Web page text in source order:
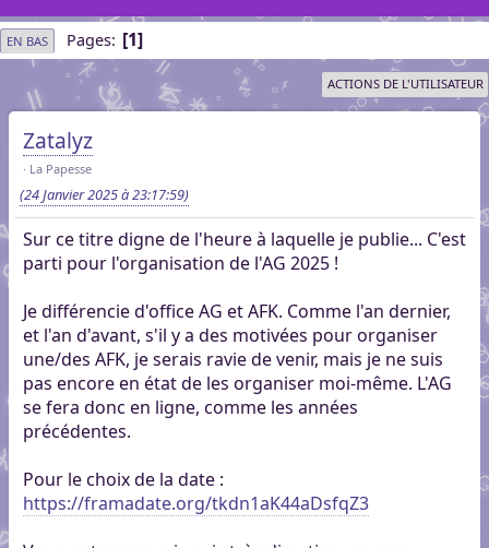
EN BAS Pages 1
ACTIONS DE L'UTILISATEUR
Zatalyz
La Papesse
(24 Janvier 2025 à 23:17:59)
Sur ce titre digne de l'heure à laquelle je publie... C'est
parti pour l'organisation de l'AG 2025 !
Je différencie d'office AG et AFK. Comme l'an dernier,
et l'an d'avant, s'il y a des motivées pour organiser
une/des AFK, je serais ravie de venir, mais je ne suis
pas encore en état de les organiser moi-même. L'AG
se fera donc en ligne, comme les années
précédentes.
Pour le choix de la date :
https://framadate.org/tkdn1aK44aDsfqZ3